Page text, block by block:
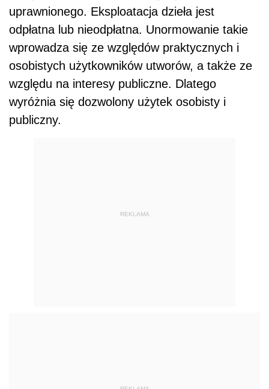
uprawnionego. Eksploatacja dzieła jest
odpłatna lub nieodpłatna. Unormowanie takie
wprowadza się ze względów praktycznych i
osobistych użytkowników utworów, a także ze
względu na interesy publiczne. Dlatego
wyróżnia się dozwolony użytek osobisty i
publiczny.
REKLAMA